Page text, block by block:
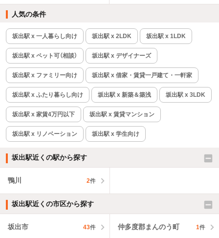
人気の条件
坂出駅 x 一人暮らし向け 坂出駅 x 2LDK 坂出駅 x 1LDK
坂出駅 x ペット可（相談） 坂出駅 x デザイナーズ
坂出駅 x ファミリー向け 坂出駅 x 借家・賃貸一戸建て・一軒家
坂出駅 x ふたり暮らし向け 坂出駅 x 新築＆築浅 坂出駅 x 3LDK
坂出駅 x 家賃4万円以下 坂出駅 x 賃貸マンション
坂出駅 x リノベーション 坂出駅 x 学生向け
坂出駅近くの駅から探す
鴨川 2件
坂出駅近くの市区から探す
坂出市 43件 仲多度郡まんのう町 1件